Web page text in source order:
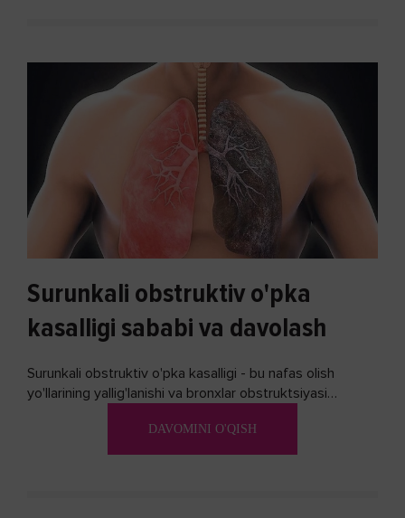
Surunkali obstruktiv o'pka
kasalligi sababi va davolash
Surunkali obstruktiv o'pka kasalligi - bu nafas olish
yo'llarining yallig'lanishi va bronxlar obstruktsiyasi
DAVOMINI O'QISH